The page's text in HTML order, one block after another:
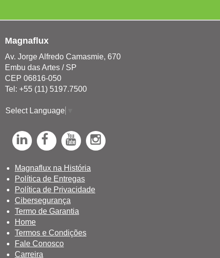
Magnaflux
Av. Jorge Alfredo Camasmie, 670
Embu das Artes / SP
CEP 06816-050
Tel: +55 (11) 5197.7500
Select Language
L
n
k
e
d
I
n
F
a
c
e
b
o
o
k
Y
u
T
b
e
I
Magnaflux na História
Política de Entregas
Política de Privacidade
Cibersegurança
Termo de Garantia
Home
Termos e Condições
Fale Conosco
Carreira